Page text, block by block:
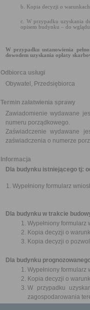
b. Kopia decyzji o
c. W przypadku uzyskania
opisem budynku – do wglądu
W przypadku ustanowienia
dowodem uzyskania opłaty
Odbiorca usługi
Obywatel, Przedsiębiorca
Termin załatwienia sprawy
Zawiadomienie wydawane
numeru porządkowego.
Zaświadczenie wydawane
zaświadczenia o numerze
Informacja
Dla budynku istniejącego tj:
Wypełniony formularz
Dla budynku w trakcie
Wypełniony formularz
Kopia decyzji o
Kopia decyzji o
Dla budynku
Wypełniony formularz
Kopia decyzji o
W przypadku
zagospodarowania